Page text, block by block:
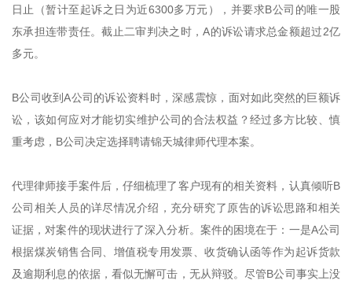
日止（暂计至起诉之日为近6300多万元），并要求B公司的唯一股
东承担连带责任。截止二审判决之时，A的诉讼请求总金额超过2亿
多元。
B公司收到A公司的诉讼资料时，深感震惊，面对如此突然的巨额诉
讼，该如何应对才能切实维护公司的合法权益？经过多方比较、慎
重考虑，B公司决定选择聘请锦天城律师代理本案。
代理律师接手案件后，仔细梳理了客户现有的相关资料，认真倾听B
公司相关人员的详尽情况介绍，充分研究了原告的诉讼思路和相关
证据，对案件的现状进行了深入分析。案件的困境在于：一是A公司
根据煤炭销售合同、增值税专用发票、收货确认函等作为起诉货款
及逾期利息的依据，看似无懈可击，无从辩驳。尽管B公司事实上没